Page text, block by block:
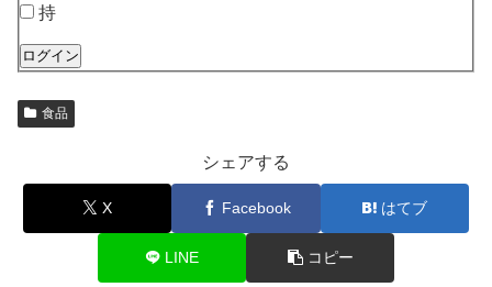
持
ログイン
食品
シェアする
X Facebook はてブ
LINE コピー